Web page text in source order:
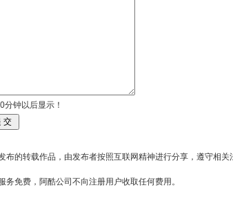
分钟以后显示！
的转载作品，由发布者按照互联网精神进行分享，遵守相
免费，阿酷公司不向注册用户收取任何费用。